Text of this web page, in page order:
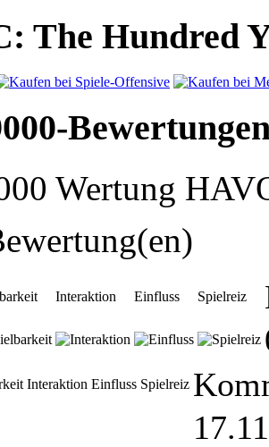
The Hundred
Wertung
Interaktion Einfluss Spielreiz
Interaktion Einfluss Spielreiz